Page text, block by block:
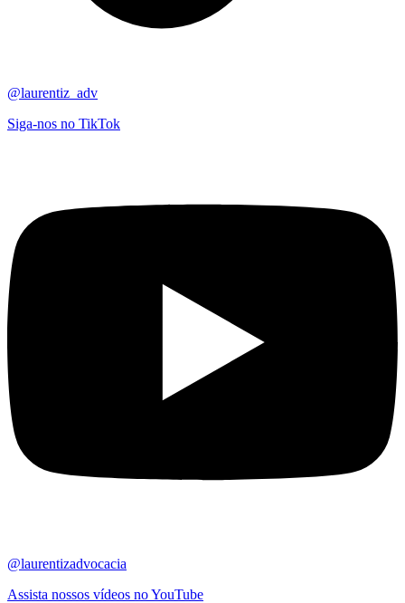
@laurentiz_adv
Siga-nos no TikTok
@laurentizadvocacia
Assista nossos vídeos no YouTube